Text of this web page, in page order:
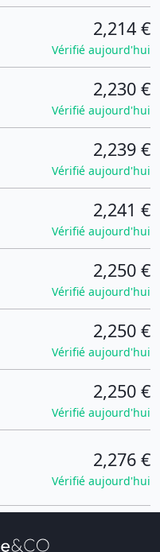
2,214 €
Vérifié aujourd'hui
2,230 €
Vérifié aujourd'hui
2,239 €
Vérifié aujourd'hui
2,241 €
Vérifié aujourd'hui
2,250 €
Vérifié aujourd'hui
2,250 €
Vérifié aujourd'hui
2,250 €
Vérifié aujourd'hui
2,276 €
Vérifié aujourd'hui